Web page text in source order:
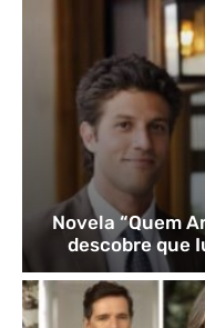
Novela “Quem
descobre que